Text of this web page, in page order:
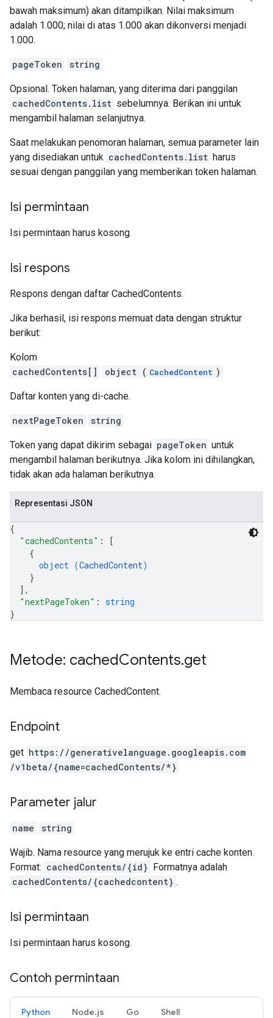
bawah maksimum) akan ditampilkan. Nilai maksimum
adalah 1.000; nilai di atas 1.000 akan dikonversi menjadi
1.000.
pageToken string
Opsional. Token halaman, yang diterima dari panggilan
cachedContents.list sebelumnya. Berikan ini untuk
mengambil halaman selanjutnya.
Saat melakukan penomoran halaman, semua parameter lain
yang disediakan untuk cachedContents.list harus
sesuai dengan panggilan yang memberikan token halaman.
Isi permintaan
Isi permintaan harus kosong.
Isi respons
Respons dengan daftar CachedContents.
Jika berhasil, isi respons memuat data dengan struktur
berikut:
Kolom
cachedContents[]
object ( CachedContent )
Daftar konten yang di-cache.
nextPageToken string
Token yang dapat dikirim sebagai pageToken untuk
mengambil halaman berikutnya. Jika kolom ini dihilangkan,
tidak akan ada halaman berikutnya.
Representasi JSON
{
"cachedContents" :
[
{
object (CachedContent)
}
] ,
"nextPageToken" : string
}
Metode: cachedContents.get
Membaca resource CachedContent.
Endpoint
get https: / /generativelanguage.googleapis.com
/v1beta/{name=cachedContents/*}
Parameter jalur
name string
Wajib. Nama resource yang merujuk ke entri cache konten.
Format: cachedContents/{id} Formatnya adalah
cachedContents/{cachedcontent} .
Isi permintaan
Isi permintaan harus kosong.
Contoh permintaan
Python Node.js Go Shell